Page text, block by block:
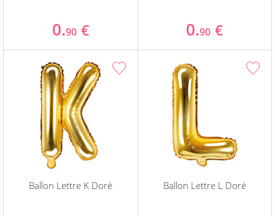
0.90 € 0.90 €
Ballon Lettre K Doré Ballon Lettre L Doré